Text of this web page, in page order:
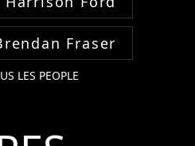
Fraser
LES PEOPLE